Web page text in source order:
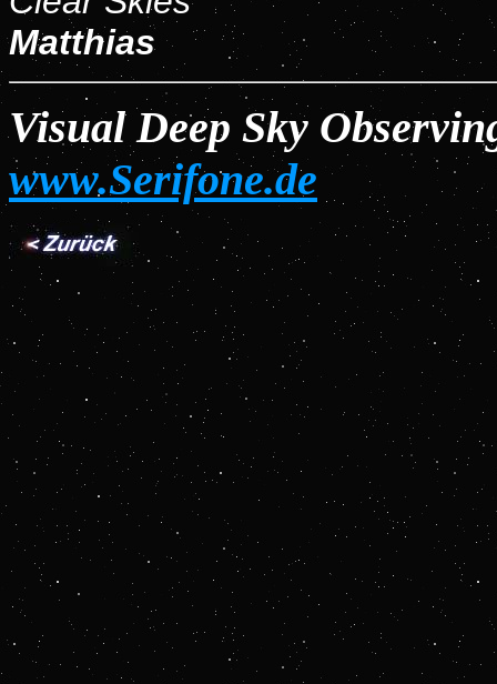
Matthias
Visual Deep Sky
www.Serifone.de